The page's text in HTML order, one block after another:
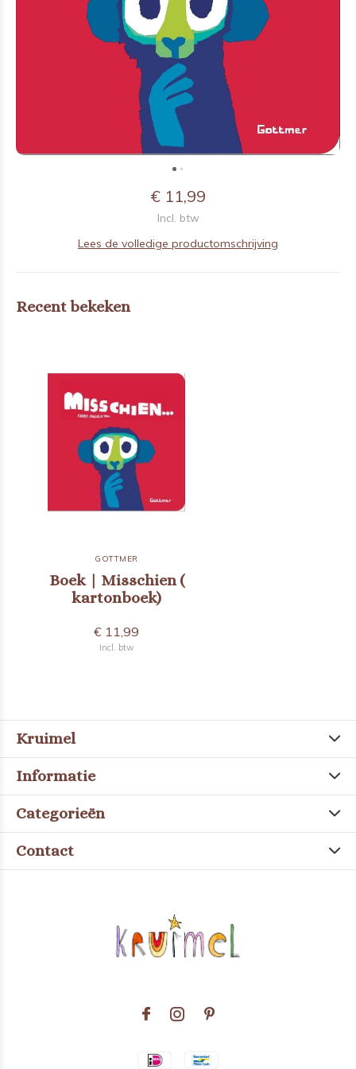
€ 11,99
Incl. btw
Lees de volledige productomschrijving
Recent bekeken
GOTTMER
Boek | Misschien (
kartonboek)
€ 11,99
Incl. btw
Kruimel
Informatie
Categorieën
Contact